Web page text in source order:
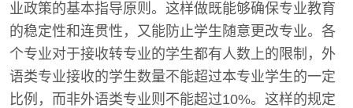
业政策的基本指导原则。这样做既能够确保专业教育
的稳定性和连贯性，又能防止学生随意更改专业。各
个专业对于接收转专业的学生都有人数上的限制，外
语类专业接收的学生数量不能超过本专业学生的一定
比例，而非外语类专业则不能超过10%。这样的规定